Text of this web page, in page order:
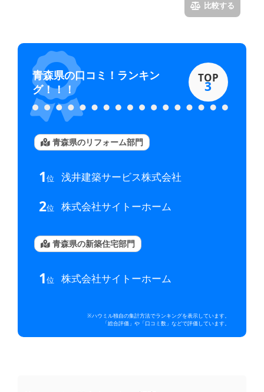
青森県の口コミ！ランキン
グ！！！
TOP
3
青森県のリフォーム部門
1位 浅井建築サービス株式会社
2位 株式会社サイトーホーム
青森県の新築住宅部門
1位 株式会社サイトーホーム
※ハウミル独自の集計方法でランキングを表示しています。
「総合評価」や「口コミ数」などで評価しています。